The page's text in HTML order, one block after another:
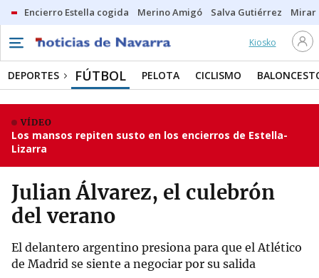
Encierro Estella cogida Merino Amigó Salva Gutiérrez Mirar
Kiosko
DEPORTES FÚTBOL PELOTA CICLISMO
VÍDEO
Los mansos repiten susto en los encierros de Estella-
Lizarra
Julian Álvarez, el culebrón
del verano
El delantero argentino presiona para que el Atlético
de Madrid se siente a negociar por su salida